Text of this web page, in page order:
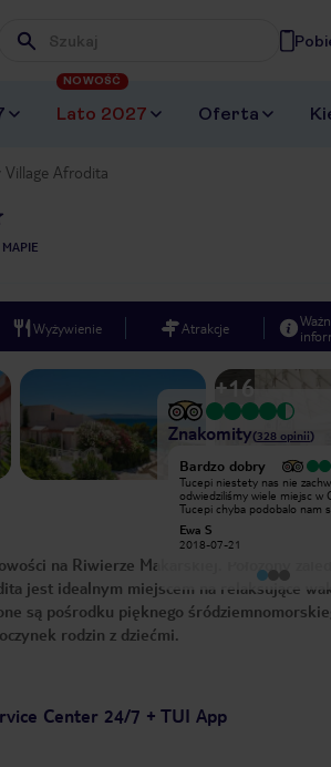
Wpisz frazę, której szukasz
Lato 2027
NOWOŚĆ
Oferta
Village Afrodita
Wyżywienie Atrakcje
+16
Znakomity(328 opinii)
hotel w przepięknej
na plaże. Polecamy
Bardzo dobry
Tucepi niestety nas nie
odwiedziliśmy wiele miejsc w
Tucepi chyba podobalo nam
pełno badziewia
hotel sam w sobie bardzo fajny.
dzienny plus sypialnia), czysto,
codziennie czyste ręczniki,
praktycznie u stóp hotelu.
bardzo miła, bardzo fajny
Ewa S
2018-07-21
na Riwierze Makarskiej. Położony
jest idealnym miejscem na relaksujące
są pośrodku pięknego
rodzin z dziećmi.
Center 24/7 + TUI App